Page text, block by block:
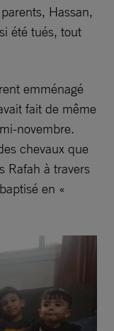
Hassan,
été tués, tout
emménagé
fait de même
novembre.
chevaux que
Rafah à travers
en «